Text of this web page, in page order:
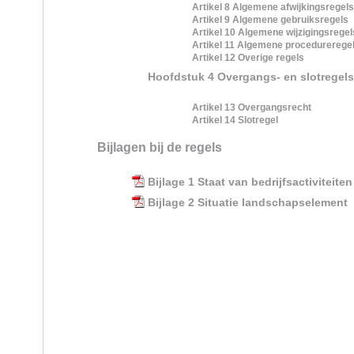
Artikel 8 Algemene afwijkingsregels
Artikel 9 Algemene gebruiksregels
Artikel 10 Algemene
Artikel 11 Algemene
Artikel 12 Overige regels
Hoofdstuk 4 Overgangs- en slotregels
Artikel 13 Overgangsrecht
Artikel 14 Slotregel
Bijlagen bij de regels
Bijlage 1 Staat van bedrijfsactiviteiten
Bijlage 2 Situatie landschapselement